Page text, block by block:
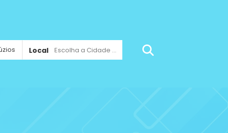
Local Escolha a Cidade ...